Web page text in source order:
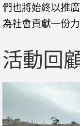
們也將始終以推
為社會貢獻一份力
活動回